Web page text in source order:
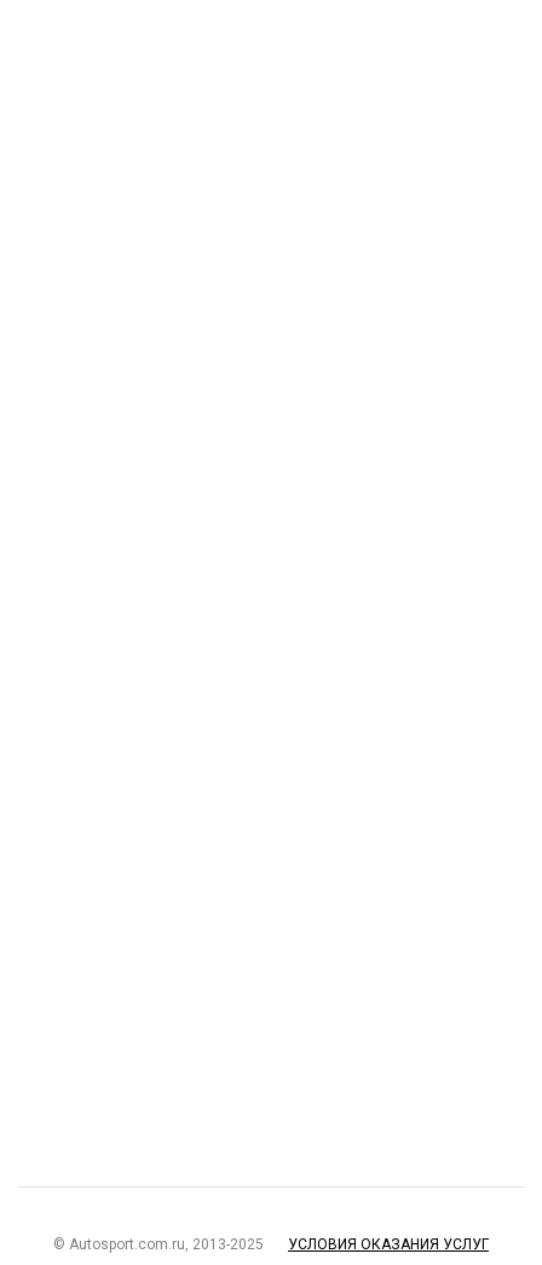
© Autosport.com.ru, 2013-2025 УСЛОВИЯ ОКАЗАНИЯ УСЛУГ